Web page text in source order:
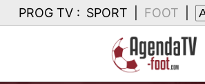
PROG TV : SPORT FOOT